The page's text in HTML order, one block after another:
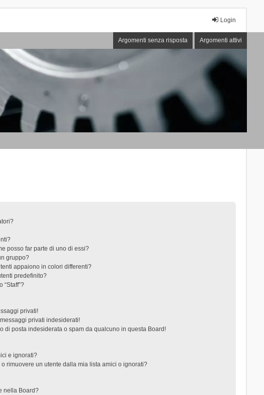
Login
Argomenti senza risposta Argomenti attivi
posso far parte di uno di essi?
gruppo?
appaiono in colori differenti?
predefinito?
“Staff”?
privati!
privati indesiderati!
di posta indesiderata o spam da qualcuno in questa Board!
e ignorati?
rimuovere un utente dalla mia lista amici o ignorati?
nella Board?